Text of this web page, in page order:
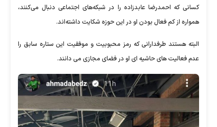
کسانی که احمدرضا عابدزاده را در شبکه‌های اجتماعی دنبال می‌کنند،
همواره از کم فعال بودن او در این حوزه شکایت داشته‌اند.
البته هستند طرفدارانی که رمز محبوبیت و موفقیت این ستاره سابق را
عدم فعالیت های حاشیه ای او در فضای مجازی می دانند.